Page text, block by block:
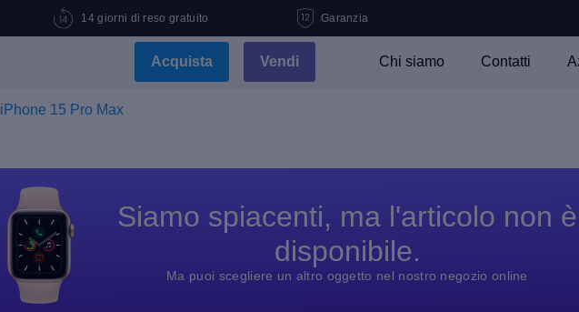
14 giorni di reso gratuito Garanzia
Acquista Vendi Chi siamo Contatti
iPhone 15 Pro Max
Siamo spiacenti, ma l'articolo non è
disponibile.
Ma puoi scegliere un altro oggetto nel nostro negozio online